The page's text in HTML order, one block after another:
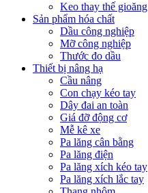
Keo thay thế gioăng
Sản phẩm hóa chất
Dầu công nghiệp
Mỡ công nghiệp
Thước đo dầu
Thiết bị nâng hạ
Cầu nâng
Con chạy kéo tay
Dây đai an toàn
Giá đỡ động cơ
Mễ kê xe
Pa lăng cân bằng
Pa lăng điện
Pa lăng xích kéo tay
Pa lăng xích lắc tay